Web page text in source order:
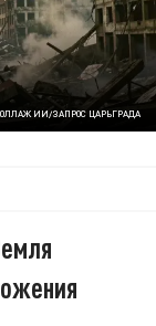
ИИ/ЗАПРОС ЦАРЬГРАДА